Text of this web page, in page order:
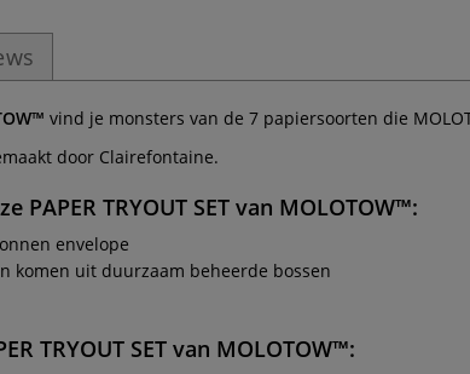
vind je monsters van de 7 papiersoorten die
door Clairefontaine.
PAPER TRYOUT SET van MOLOTOW™:
envelope
komen uit duurzaam beheerde bossen
TRYOUT SET van MOLOTOW™: